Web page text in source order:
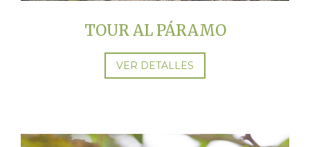
TOUR AL PÁRAMO
VER DETALLES